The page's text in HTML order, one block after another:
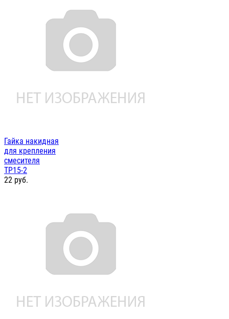
Гайка накидная
для крепления
смесителя
ТР15-2
22 руб.